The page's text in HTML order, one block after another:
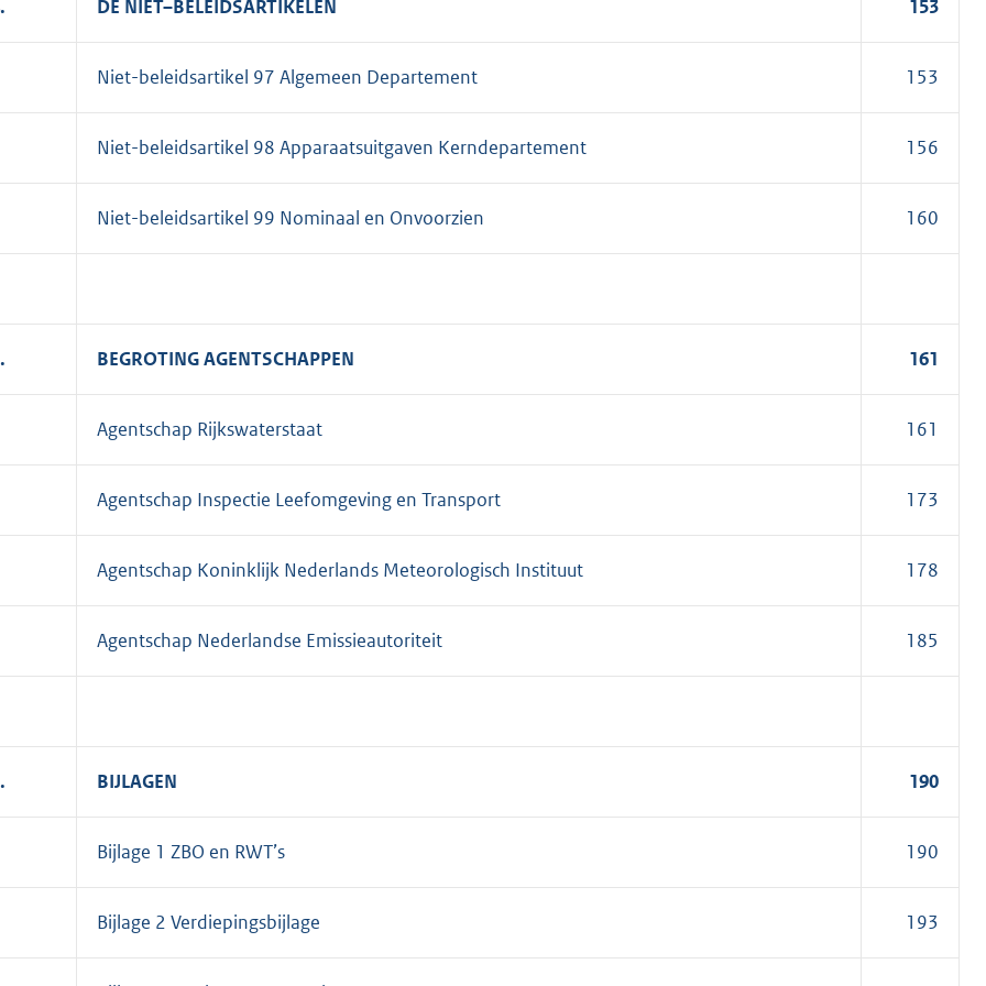
DE NIET–BELEIDSARTIKELEN 153
Niet-beleidsartikel 97 Algemeen Departement 153
Niet-beleidsartikel 98 Apparaatsuitgaven Kerndepartement 156
Niet-beleidsartikel 99 Nominaal en Onvoorzien 160
BEGROTING AGENTSCHAPPEN 161
Agentschap Rijkswaterstaat 161
Agentschap Inspectie Leefomgeving en Transport 173
Agentschap Koninklijk Nederlands Meteorologisch Instituut 178
Agentschap Nederlandse Emissieautoriteit 185
BIJLAGEN 190
Bijlage 1 ZBO en RWT’s 190
Bijlage 2 Verdiepingsbijlage 193